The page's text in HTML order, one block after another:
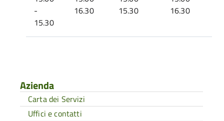
-
15.30
16.30
15.30
16.30
Azienda
Carta dei Servizi
Uffici e contatti